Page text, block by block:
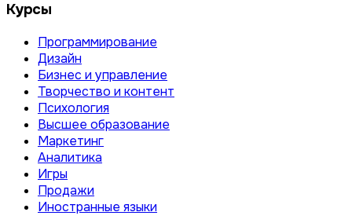
Курсы
Программирование
Дизайн
Бизнес и управление
Творчество и контент
Психология
Высшее образование
Маркетинг
Аналитика
Игры
Продажи
Иностранные языки